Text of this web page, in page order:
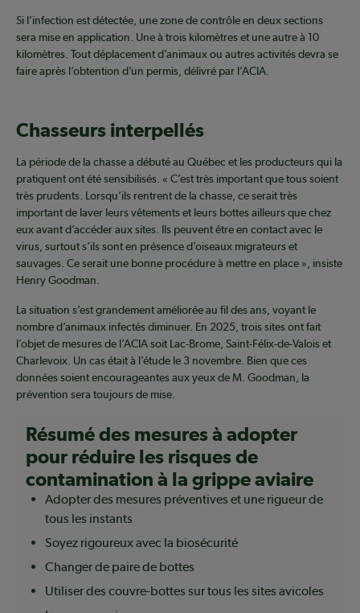
Si l’infection est détectée, une zone de contrôle en deux sections
sera mise en application. Une à trois kilomètres et une autre à 10
kilomètres. Tout déplacement d’animaux ou autres activités devra se
faire après l’obtention d’un permis, délivré par l’ACIA.
Chasseurs interpellés
La période de la chasse a débuté au Québec et les producteurs qui la
pratiquent ont été sensibilisés. « C’est très important que tous soient
très prudents. Lorsqu’ils rentrent de la chasse, ce serait très
important de laver leurs vêtements et leurs bottes ailleurs que chez
eux avant d’accéder aux sites. Ils peuvent être en contact avec le
virus, surtout s’ils sont en présence d’oiseaux migrateurs et
sauvages. Ce serait une bonne procédure à mettre en place », insiste
Henry Goodman.
La situation s’est grandement améliorée au fil des ans, voyant le
nombre d’animaux infectés diminuer. En 2025, trois sites ont fait
l’objet de mesures de l’ACIA soit Lac-Brome, Saint-Félix-de-Valois et
Charlevoix. Un cas était à l’étude le 3 novembre. Bien que ces
données soient encourageantes aux yeux de M. Goodman, la
prévention sera toujours de mise.
Résumé des mesures à adopter
pour réduire les risques de
contamination à la grippe aviaire
Adopter des mesures préventives et une rigueur de
tous les instants
Soyez rigoureux avec la biosécurité
Changer de paire de bottes
Utiliser des couvre-bottes sur tous les sites avicoles